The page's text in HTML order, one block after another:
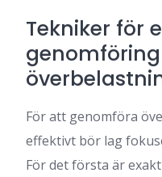
Tekniker för
För att genomföra
effektivt bör lag
För det första är